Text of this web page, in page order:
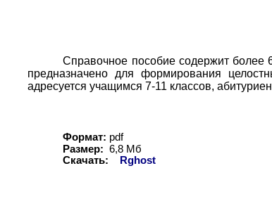
Справочное пособие содержит более
предназначено для формирования
адресуется учащимся 7-11 классов,
Формат: pdf
Размер: 6,8 Мб
Скачать:
Rghost